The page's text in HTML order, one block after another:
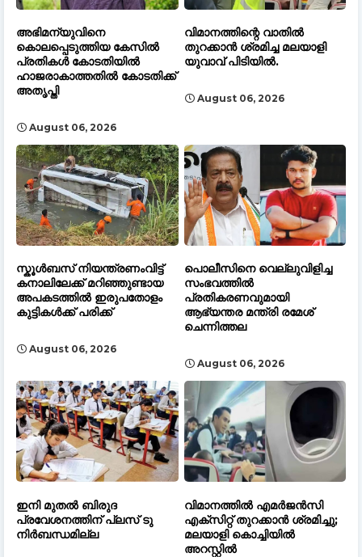
അഭിമന്യുവിനെ
കൊലപ്പെടുത്തിയ കേസിൽ
പ്രതികൾ കോടതിയിൽ
ഹാജരാകാത്തതിൽ കോടതിക്ക്
അതൃപ്തി
August 06, 2026
വിമാനത്തിന്റെ വാതിൽ
തുറക്കാൻ ശ്രമിച്ച മലയാളി
യുവാവ് പിടിയിൽ.
August 06, 2026
സ്കൂൾബസ് നിയന്ത്രണംവിട്ട്
കനാലിലേക്ക് മറിഞ്ഞുണ്ടായ
അപകടത്തിൽ ഇരുപതോളം
കുട്ടികൾക്ക് പരിക്ക്
August 06, 2026
പൊലീസിനെ വെല്ലുവിളിച്ച
സംഭവത്തിൽ
പ്രതികരണവുമായി
ആഭ്യന്തര മന്ത്രി രമേശ്
ചെന്നിത്തല
August 06, 2026
ഇനി മുതല്‍ ബിരുദ
പ്രവേശനത്തിന് പ്ലസ് ടു
നിര്‍ബന്ധമില്ല
വിമാനത്തിൽ എമർജൻസി
എക്സിറ്റ് തുറക്കാൻ ശ്രമിച്ചു;
മലയാളി കൊച്ചിയിൽ
അറസ്റ്റിൽ